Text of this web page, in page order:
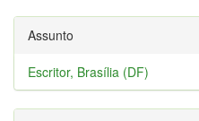
Assunto
Escritor, Brasília (DF)